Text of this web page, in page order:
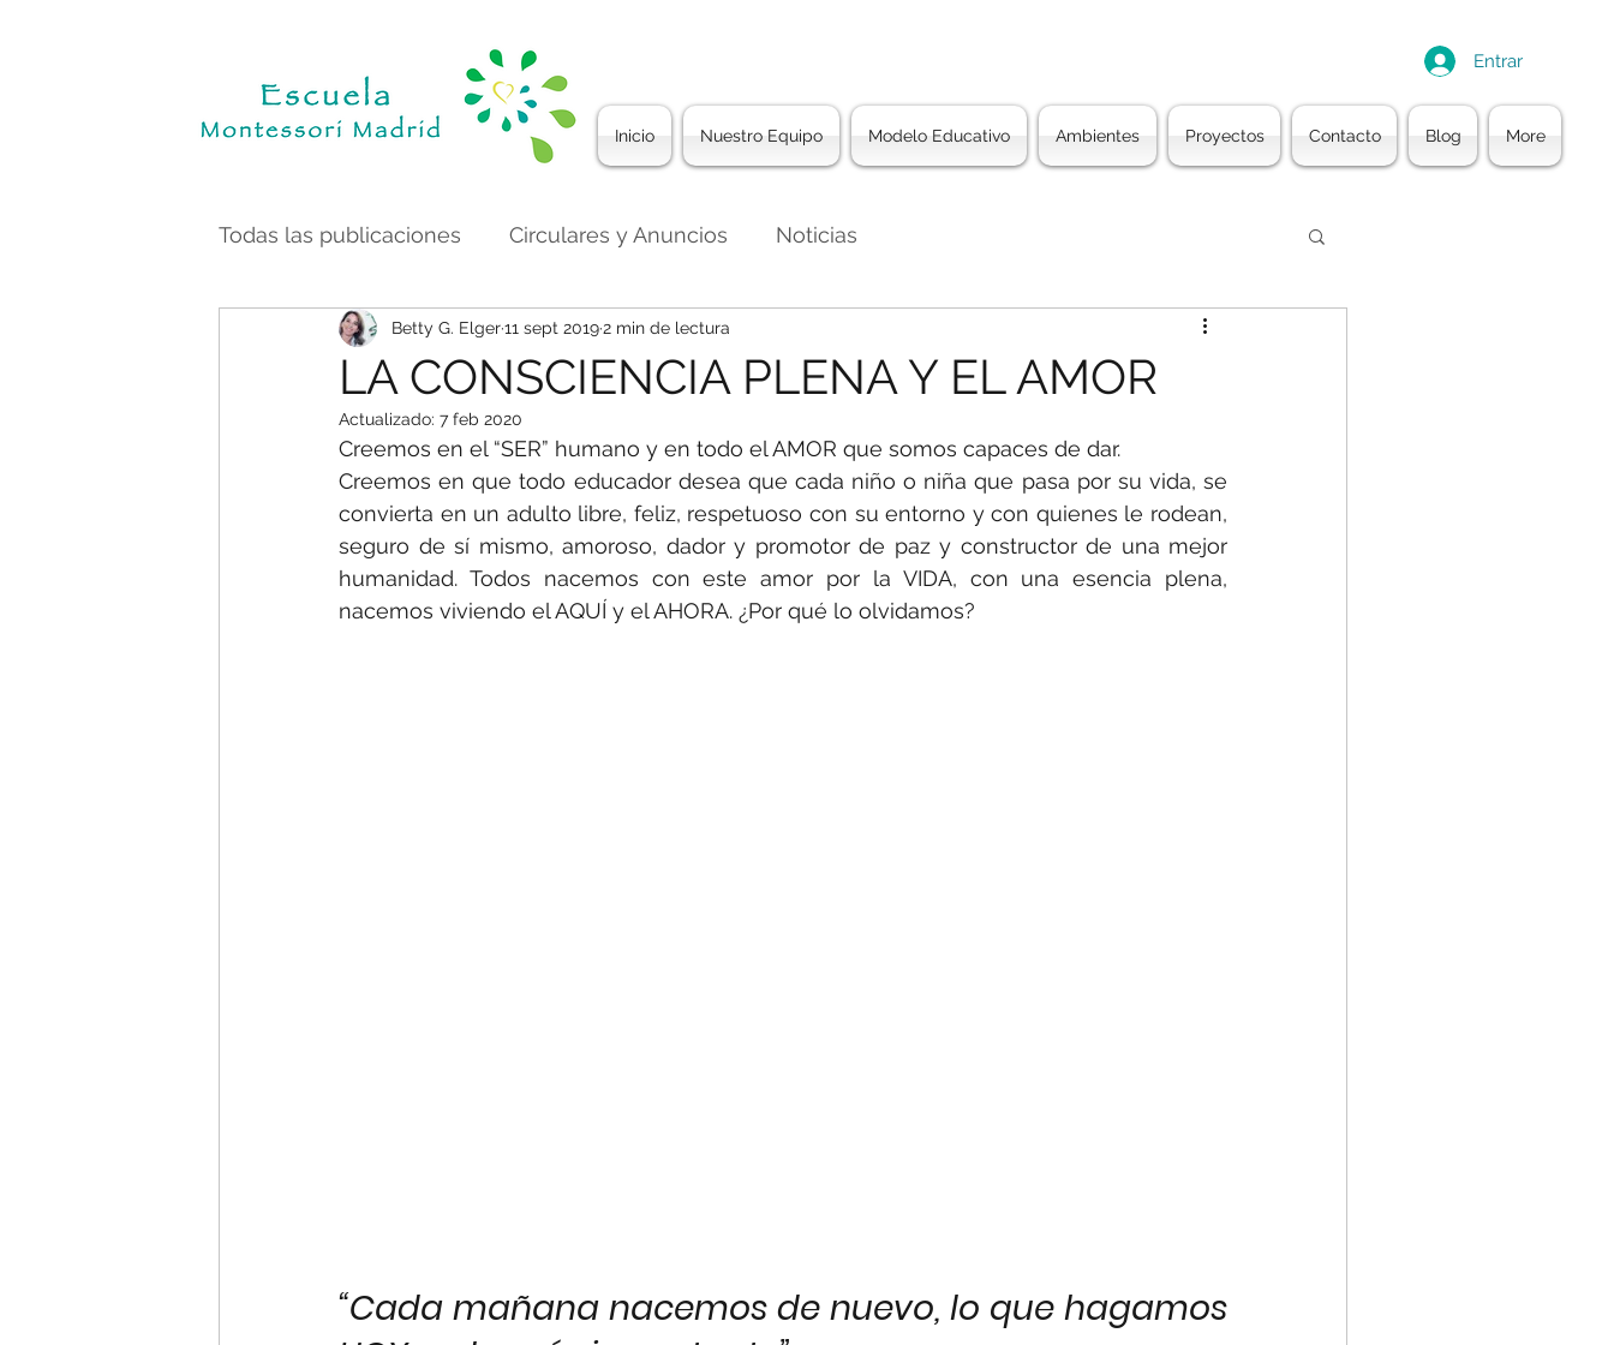
Entrar
Inicio Nuestro Equipo Modelo Educativo Ambientes Proyectos Contacto Blog More
Todas las publicaciones Circulares y Anuncios Noticias
LA CONSCIENCIA PLENA Y EL AMOR
Betty G. Elger11 sept 20192 min de lectura
Actualizado: 7 feb 2020
Creemos en el “SER” humano y en todo el AMOR que somos capaces de dar.
Creemos en que todo educador desea que cada niño o niña que pasa por su vida, se
convierta en un adulto libre, feliz, respetuoso con su entorno y con quienes le rodean,
seguro de sí mismo, amoroso, dador y promotor de paz y constructor de una mejor
humanidad. Todos nacemos con este amor por la VIDA, con una esencia plena,
nacemos viviendo el AQUÍ y el AHORA. ¿Por qué lo olvidamos?
“Cada mañana nacemos de nuevo, lo que hagamos